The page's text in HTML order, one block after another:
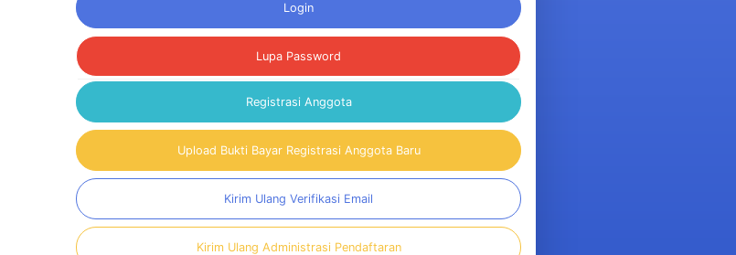
Login
Lupa Password
Registrasi Anggota
Upload Bukti Bayar Registrasi Anggota Baru
Kirim Ulang Verifikasi Email
Kirim Ulang Administrasi Pendaftaran